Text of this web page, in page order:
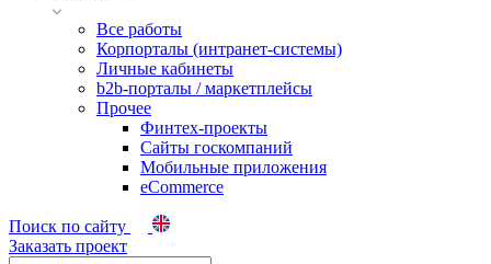
Все работы
Корпорталы (интранет-системы)
Личные кабинеты
b2b-порталы / маркетплейсы
Прочее
Финтех-проекты
Сайты госкомпаний
Мобильные приложения
eCommerce
Поиск по сайту
Заказать проект